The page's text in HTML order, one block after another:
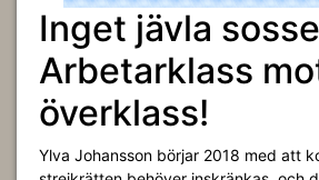
Inget jävla
Arbetarklass
överklass!
Ylva Johansson börjar 2018 med att